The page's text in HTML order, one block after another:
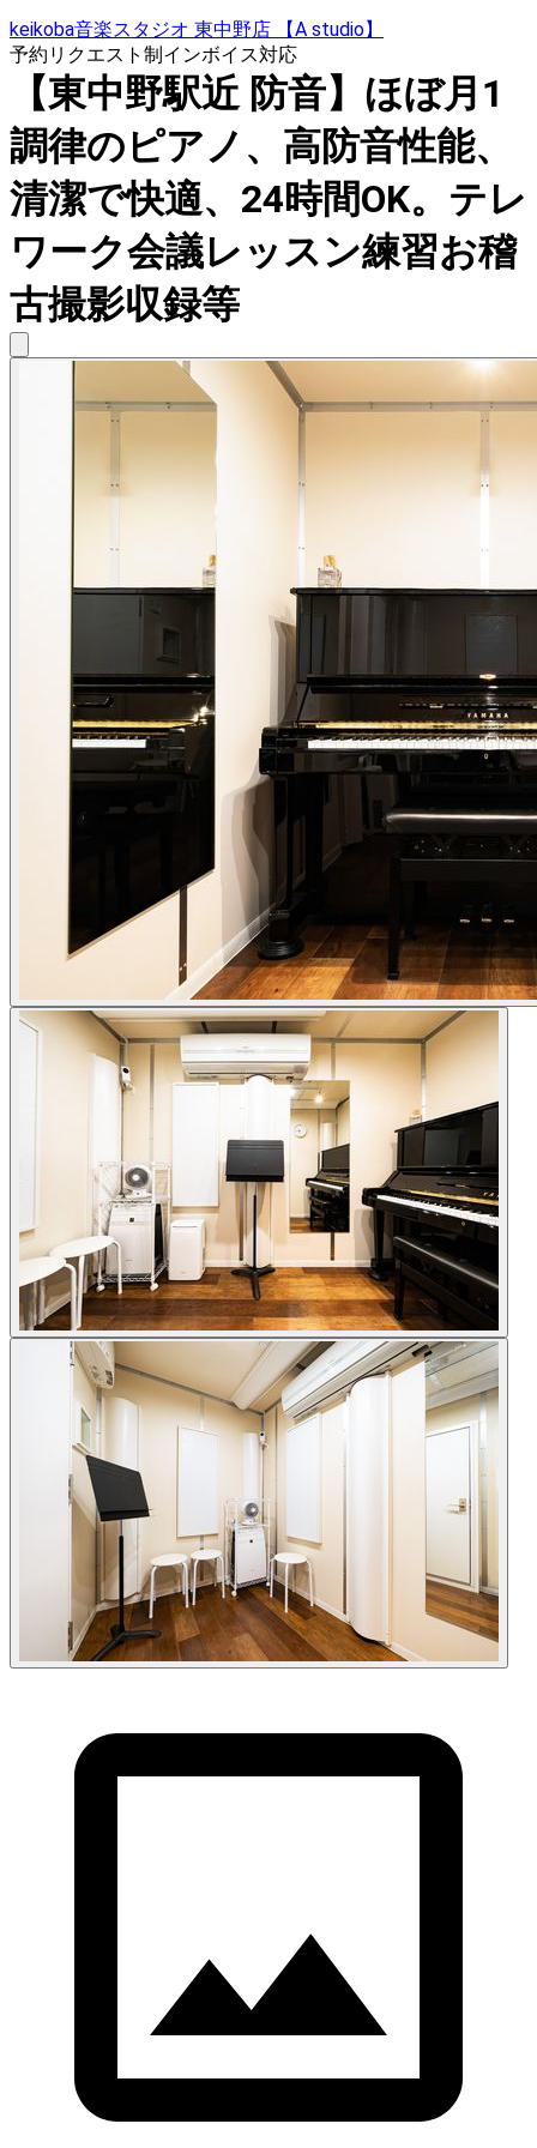
keikoba音楽スタジオ 東中野店 【A studio】
予約リクエスト制インボイス対応
【東中野駅近 防音】ほぼ月1
調律のピアノ、高防音性能、
清潔で快適、24時間OK。テレ
ワーク会議レッスン練習お稽
古撮影収録等